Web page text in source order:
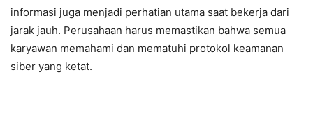
informasi juga menjadi perhatian utama saat bekerja dari
jarak jauh. Perusahaan harus memastikan bahwa semua
karyawan memahami dan mematuhi protokol keamanan
siber yang ketat.